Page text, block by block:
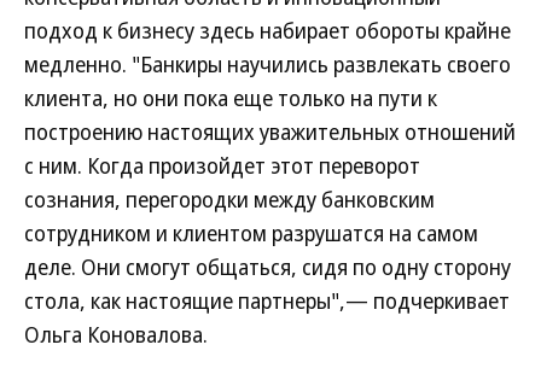
подход к бизнесу здесь набирает обороты крайне
медленно. "Банкиры научились развлекать своего
клиента, но они пока еще только на пути к
построению настоящих уважительных отношений
с ним. Когда произойдет этот переворот
сознания, перегородки между банковским
сотрудником и клиентом разрушатся на самом
деле. Они смогут общаться, сидя по одну сторону
стола, как настоящие партнеры",— подчеркивает
Ольга Коновалова.